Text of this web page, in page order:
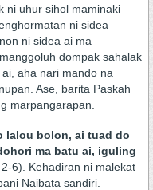
ni uhur sihol maminaki
ni sidea
ni sidea ai ma
dompak sahalak
aha nari mando na
Ase, barita Paskah
marpangarapan.
lalou bolon, ai tuad do
ma batu ai, iguling
2-6). Kehadiran ni malekat
Naibata sandiri.